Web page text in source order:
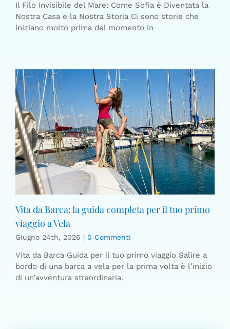
Il Filo Invisibile del Mare: Come Sofia è Diventata la
Nostra Casa e la Nostra Storia Ci sono storie che
iniziano molto prima del momento in
Vita da Barca: la guida completa per il tuo primo
viaggio a Vela
Giugno 24th, 2026 | 0 Commenti
Vita da Barca Guida per il tuo primo viaggio Salire a
bordo di una barca a vela per la prima volta è l’inizio
di un’avventura straordinaria.